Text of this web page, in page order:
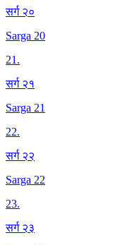
सर्ग २०
Sarga 20
21.
सर्ग २१
Sarga 21
22.
सर्ग २२
Sarga 22
23.
सर्ग २३